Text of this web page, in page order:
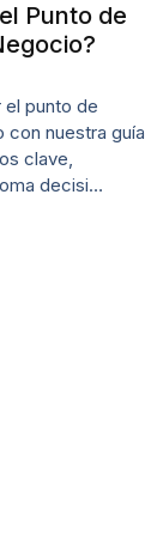
Punto de
punto de
con nuestra guía
clave,
decisi…